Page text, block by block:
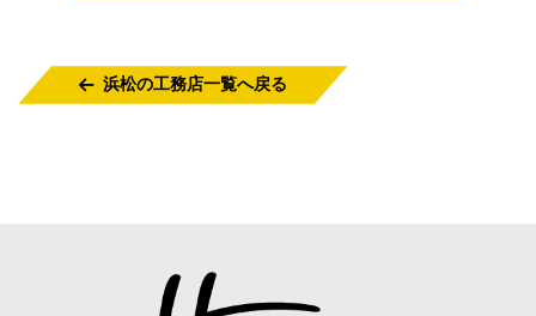
浜松の工務店一覧へ戻る